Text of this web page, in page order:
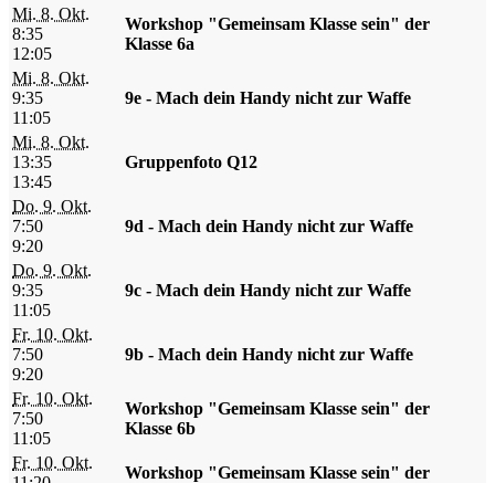
Mi. 8. Okt.
8:35
12:05
Workshop "Gemeinsam Klasse sein" der
Klasse 6a
Mi. 8. Okt.
9:35
11:05
9e - Mach dein Handy nicht zur Waffe
Mi. 8. Okt.
13:35
13:45
Gruppenfoto Q12
Do. 9. Okt.
7:50
9:20
9d - Mach dein Handy nicht zur Waffe
Do. 9. Okt.
9:35
11:05
9c - Mach dein Handy nicht zur Waffe
Fr. 10. Okt.
7:50
9:20
9b - Mach dein Handy nicht zur Waffe
Fr. 10. Okt.
7:50
11:05
Workshop "Gemeinsam Klasse sein" der
Klasse 6b
Fr. 10. Okt.
Workshop "Gemeinsam Klasse sein" der